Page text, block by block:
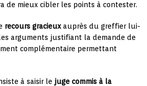
de mieux cibler les points à contester.
recours gracieuxauprès du greffier lui-
arguments justifiant la demande de
complémentaire permettant
à saisir le juge commis à la